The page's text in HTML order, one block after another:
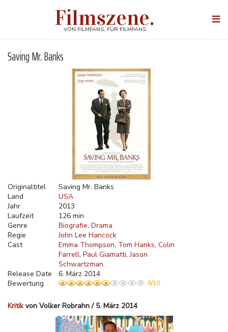
Filmszene.
VON FILMFANS, FÜR FILMFANS
Saving Mr. Banks
Originaltitel
Saving Mr. Banks
Land
USA
Jahr
2013
Laufzeit
126 min
Genre
Biografie Drama
Regie
John Lee Hancock
Cast
Emma Thompson Tom Hanks Colin
Farrell Paul Giamatti Jason
Schwartzman
Release Date
6. März 2014
Bewertung
6/10
Kritikvon Volker Robrahn / 5. März 2014